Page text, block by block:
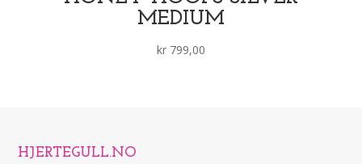
MEDIUM
kr 799,00
HJERTEGULL.NO